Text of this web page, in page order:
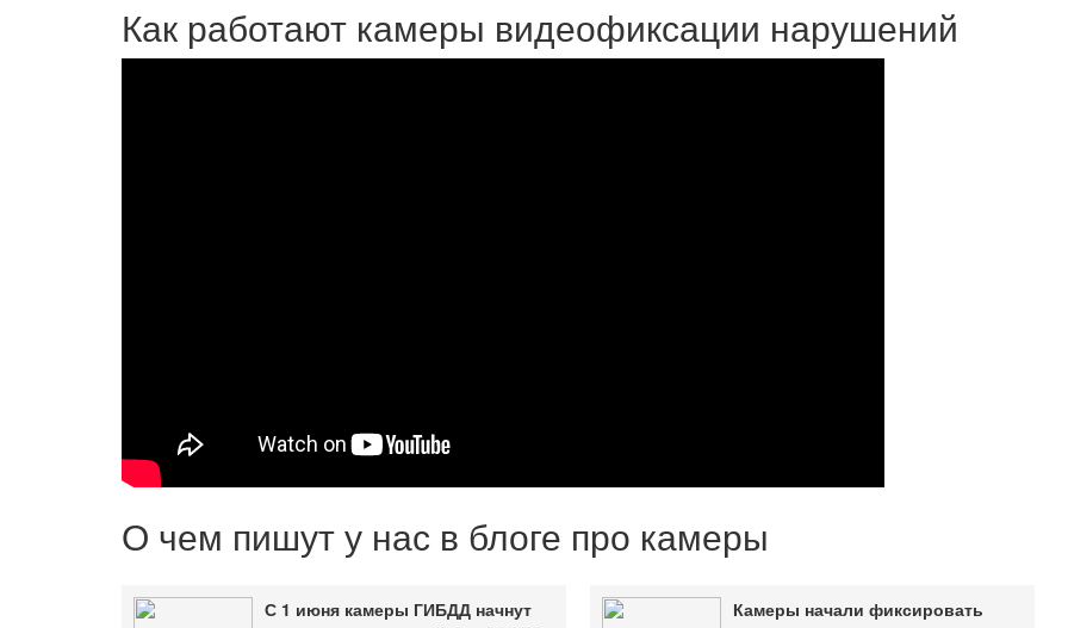
Как работают камеры видеофиксации нарушений
О чем пишут у нас в блоге про камеры
С 1 июня камеры ГИБДД начнут
Камеры начали фиксировать